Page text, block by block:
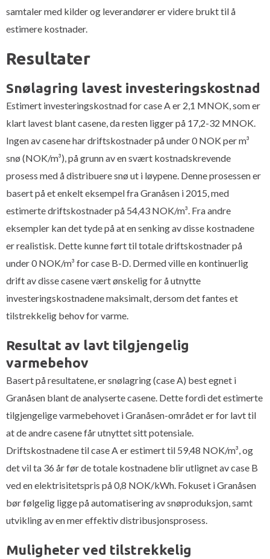
samtaler med kilder og leverandører er videre brukt til å
estimere kostnader.
Resultater
Snølagring lavest investeringskostnad
Estimert investeringskostnad for case A er 2,1 MNOK, som er
klart lavest blant casene, da resten ligger på 17,2-32 MNOK.
Ingen av casene har driftskostnader på under 0 NOK per m³
snø (NOK/m³), på grunn av en svært kostnadskrevende
prosess med å distribuere snø ut i løypene. Denne prosessen er
basert på et enkelt eksempel fra Granåsen i 2015, med
estimerte driftskostnader på 54,43 NOK/m³. Fra andre
eksempler kan det tyde på at en senking av disse kostnadene
er realistisk. Dette kunne ført til totale driftskostnader på
under 0 NOK/m³ for case B-D. Dermed ville en kontinuerlig
drift av disse casene vært ønskelig for å utnytte
investeringskostnadene maksimalt, dersom det fantes et
tilstrekkelig behov for varme.
Resultat av lavt tilgjengelig
varmebehov
Basert på resultatene, er snølagring (case A) best egnet i
Granåsen blant de analyserte casene. Dette fordi det estimerte
tilgjengelige varmebehovet i Granåsen-området er for lavt til
at de andre casene får utnyttet sitt potensiale.
Driftskostnadene til case A er estimert til 59,48 NOK/m³, og
det vil ta 36 år før de totale kostnadene blir utlignet av case B
ved en elektrisitetspris på 0,8 NOK/kWh. Fokuset i Granåsen
bør følgelig ligge på automatisering av snøproduksjon, samt
utvikling av en mer effektiv distribusjonsprosess.
Muligheter ved tilstrekkelig